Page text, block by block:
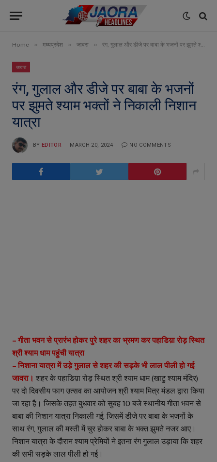
Home » मध्यप्रदेश » जावरा » रंग, गुलाल और डीजे पर बाबा के भजनों पर झुमते श्याम भक्तों ने निकाली निशान यात्रा
जावरा
रंग, गुलाल और डीजे पर बाबा के भजनों
पर झुमते श्याम भक्तों ने निकाली निशान
यात्रा
BY EDITOR MARCH 20, 2024 NO COMMENTS
– गीता भवन से प्रारंभ होकर पुरे शहर का भ्रमण कर पहाडिय़ा रोड़ स्थित
श्री श्याम धाम पहुंची यात्रा
– निशाना यात्रा में उड़े गुलाल से शहर की सड़के भी लाल पीली हो गई
जावरा। शहर के पहाडिय़ा रोड़ स्थित श्री श्याम धाम (खाटु श्याम मंदिर)
पर दो दिवसीय फाग उत्सव का आयोजन श्री श्याम मित्र मंडल द्वारा किया
जा रहा है। जिसके तहत बुधवार को सुबह 10 बजे स्थानीय गीता भवन से
बाबा की निशान यात्रा निकाली गई, जिसमें डीजे पर बाबा के भजनों के
साथ रंग, गुलाल की मस्ती में चुर होकर बाबा के भक्त झुमते नजर आए।
निशान यात्रा के दौरान श्याम प्रेमियों ने इतना रंग गुलाल उड़ाया कि शहर
की सभी सड़के लाल पीली हो गई।